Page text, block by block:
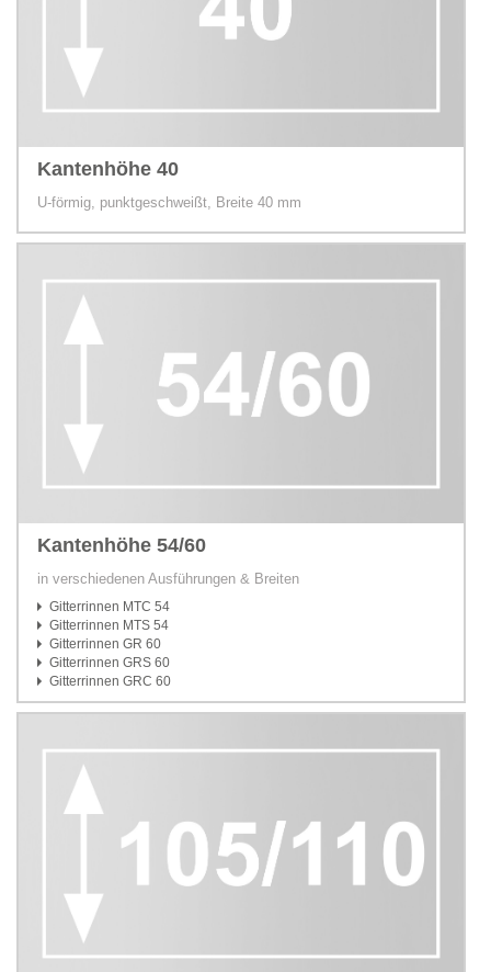
Kantenhöhe 40
U-förmig, punktgeschweißt, Breite 40 mm
Kantenhöhe 54/60
in verschiedenen Ausführungen & Breiten
Gitterrinnen MTC 54
Gitterrinnen MTS 54
Gitterrinnen GR 60
Gitterrinnen GRS 60
Gitterrinnen GRC 60